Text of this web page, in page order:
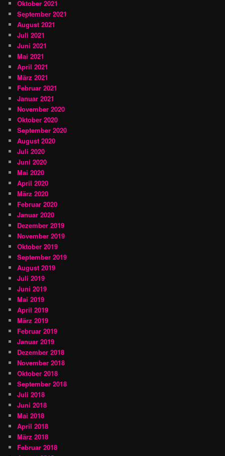
Oktober 2021
September 2021
August 2021
Juli 2021
Juni 2021
Mai 2021
April 2021
März 2021
Februar 2021
Januar 2021
November 2020
Oktober 2020
September 2020
August 2020
Juli 2020
Juni 2020
Mai 2020
April 2020
März 2020
Februar 2020
Januar 2020
Dezember 2019
November 2019
Oktober 2019
September 2019
August 2019
Juli 2019
Juni 2019
Mai 2019
April 2019
März 2019
Februar 2019
Januar 2019
Dezember 2018
November 2018
Oktober 2018
September 2018
Juli 2018
Juni 2018
Mai 2018
April 2018
März 2018
Februar 2018